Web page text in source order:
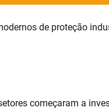
de proteção
começaram a